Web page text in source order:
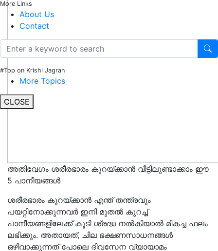
More Links
About Us
Contact
#Top on Krishi Jagran
More Topics
CLOSE
അതിവേഗം ശരീരഭാരം കുറയ്ക്കാൻ വീട്ടിലുണ്ടാക്കാം ഈ
5 പാനീയങ്ങൾ
ശരീരഭാരം കുറയ്ക്കാൻ എന്ത് തന്ത്രവും
പയറ്റിനോക്കുന്നവർ ഇനി മുതൽ കുറച്ച്
പാനീയങ്ങളിലേക്ക് കൂടി ശ്രദ്ധ നൽകിയാൽ മികച്ച ഫലം
ലഭിക്കും. അതായത്, ചില ഭക്ഷണസാധനങ്ങൾ
ഒഴിവാക്കുന്നത് പോലെ ദിവസേന വ്യായാമം